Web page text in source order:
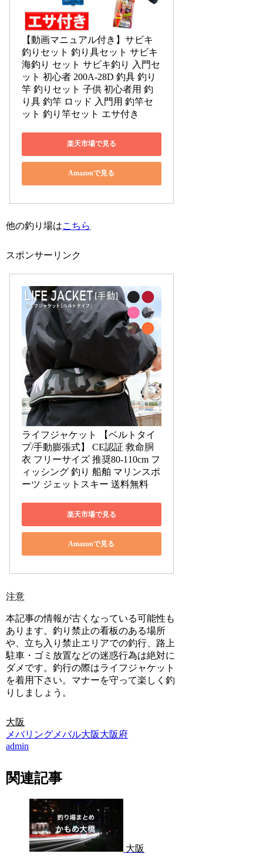
【動画マニュアル付き】サビキ
釣りセット 釣り具セット サビキ
海釣り セット サビキ釣り 入門セ
ット 初心者 200A-28D 釣具 釣り
竿 釣りセット 子供 初心者用 釣
り具 釣竿 ロッド 入門用 釣竿セ
ット 釣り竿セット エサ付き
楽天市場で見る
Amazonで見る
他の釣り場はこちら
スポンサーリンク
ライフジャケット 【ベルトタイ
プ/手動膨張式】 CE認証 救命胴
衣 フリーサイズ 推奨80-110cm フ
ィッシング 釣り 船舶 マリンスポ
ーツ ジェットスキー 送料無料
楽天市場で見る
Amazonで見る
注意
本記事の情報が古くなっている可能性も
あります。釣り禁止の看板のある場所
や、立ち入り禁止エリアでの釣行、路上
駐車・ゴミ放置などの迷惑行為は絶対に
ダメです。釣行の際はライフジャケット
を着用下さい。マナーを守って楽しく釣
りしましょう。
大阪
メバリング メバル大阪大阪府
admin
関連記事
大阪